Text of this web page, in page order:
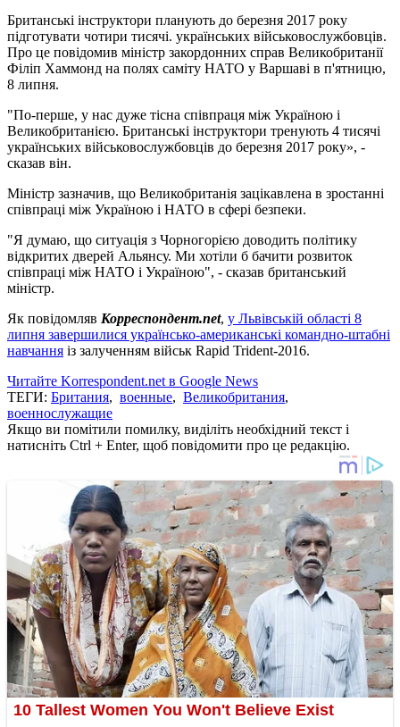
Британські інструктори планують до березня 2017 року
підготувати чотири тисячі. українських військовослужбовців.
Про це повідомив міністр закордонних справ Великобританії
Філіп Хаммонд на полях саміту НАТО у Варшаві в п'ятницю,
8 липня.
"По-перше, у нас дуже тісна співпраця між Україною і
Великобританією. Британські інструктори тренують 4 тисячі
українських військовослужбовців до березня 2017 року», -
сказав він.
Міністр зазначив, що Великобританія зацікавлена в зростанні
співпраці між Україною і НАТО в сфері безпеки.
"Я думаю, що ситуація з Чорногорією доводить політику
відкритих дверей Альянсу. Ми хотіли б бачити розвиток
співпраці між НАТО і Україною", - сказав британський
міністр.
Як повідомляв Корреспондент.net, у Львівській області 8
липня завершилися українсько-американські командно-штабні
навчання із залученням військ Rapid Trident-2016.
Читайте Korrespondent.net в Google News
ТЕГИ: Британия, военные, Великобритания,
военнослужащие
Якщо ви помітили помилку, виділіть необхідний текст і
натисніть Ctrl + Enter, щоб повідомити про це редакцію.